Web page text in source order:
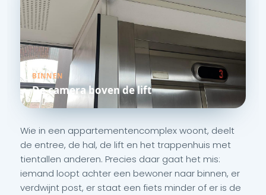
Wie in een appartementencomplex woont, deelt
de entree, de hal, de lift en het trappenhuis met
tientallen anderen. Precies daar gaat het mis:
iemand loopt achter een bewoner naar binnen, er
verdwijnt post, er staat een fiets minder of er is de
BINNEN
De camera boven de lift